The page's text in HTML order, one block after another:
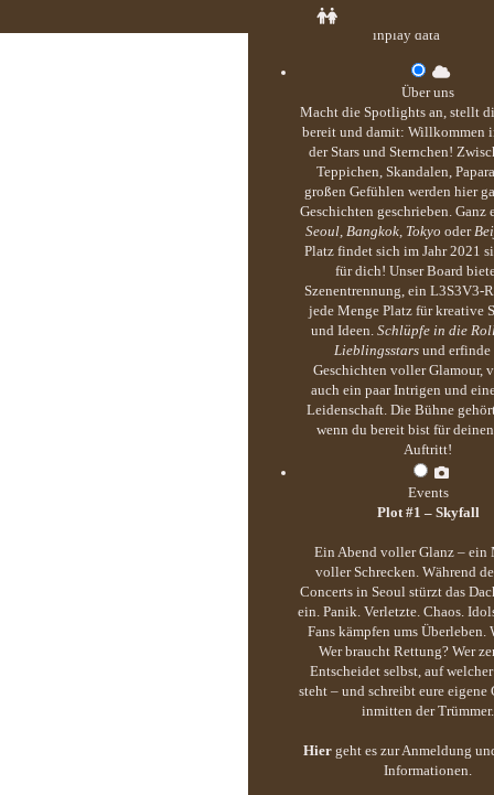
inplay data
Über uns
Macht die Spotlights an, stellt
bereit und damit: Willkommen
der Stars und Sternchen!
Teppichen, Skandalen,
großen Gefühlen werden hier
Geschichten geschrieben. Ganz
Seoul, Bangkok, Tokyo oder
Platz findet sich im Jahr 2021
für dich! Unser Board
Szenentrennung, ein L3S3V3-
jede Menge Platz für kreative
und Ideen. Schlüpfe in die
Lieblingsstarsund erfinde
Geschichten voller Glamour,
auch ein paar Intrigen und
Leidenschaft. Die Bühne
wenn du bereit bist für
Auftritt!
Events
Plot #1 – Skyfall
Ein Abend voller Glanz – ein
voller Schrecken. Während
Concerts in Seoul stürzt das
ein. Panik. Verletzte. Chaos.
Fans kämpfen ums Überleben.
Wer braucht Rettung? Wer
Entscheidet selbst, auf
steht – und schreibt eure eigene
inmitten der Trümmer.
Hier geht es zur Anmeldung
Informationen.